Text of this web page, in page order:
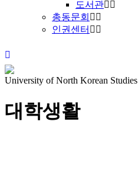
도서관
총동문회
인권센터
University of North Korean Studies
대학생활